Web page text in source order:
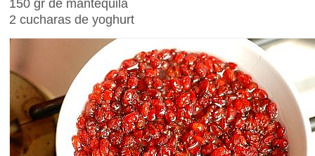
150 gr de mantequila
2 cucharas de yoghurt